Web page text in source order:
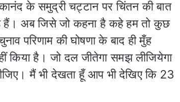
के समुद्री चट्टान पर चिंतन की बात
हैं। अब जिसे जो कहना है कहे हम तो कुछ
परिणाम की घोषणा के बाद ही मुँह
किया है। जो दल जीतेगा समझ लीजियेगा
मैं भी देखता हूँ आप भी देखिए कि 23